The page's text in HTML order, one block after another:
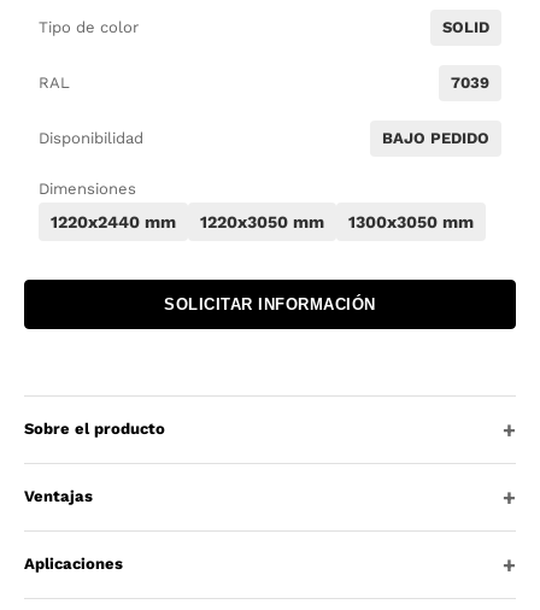
Tipo de color SOLID
RAL 7039
Disponibilidad BAJO PEDIDO
Dimensiones
1220x2440 mm 1220x3050 mm 1300x3050 mm
SOLICITAR INFORMACIÓN
Sobre el producto
Ventajas
Aplicaciones